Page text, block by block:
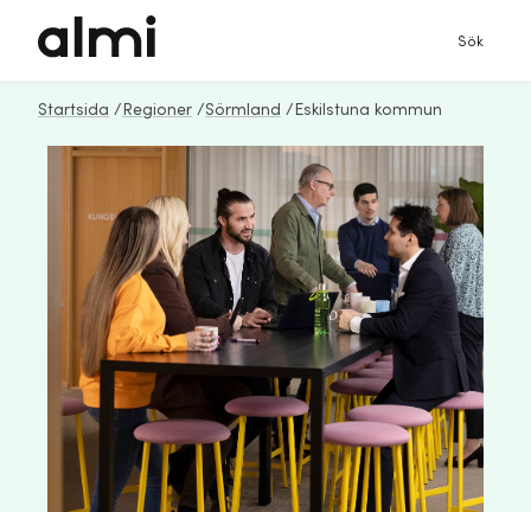
Sök
Startsida / Regioner /Sörmland / Eskilstuna kommun